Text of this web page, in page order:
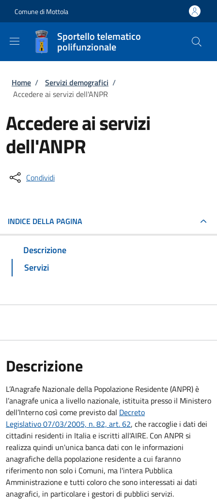
Comune di Mottola
Sportello telematico
polifunzionale
Briciole di pane
Home / Servizi demografici /
Accedere ai servizi dell'ANPR
Accedere ai servizi
dell'ANPR
Condividi
INDICE DELLA PAGINA
Descrizione
Servizi
Descrizione
L’Anagrafe Nazionale della Popolazione Residente (ANPR) è
l’anagrafe unica a livello nazionale, istituita presso il Ministero
dell’Interno così come previsto dal Decreto
Legislativo 07/03/2005, n. 82, art. 62, che raccoglie i dati dei
cittadini residenti in Italia e iscritti all'AIRE. Con ANPR si
realizza quindi un'unica banca dati con le informazioni
anagrafiche della popolazione residente a cui faranno
riferimento non solo i Comuni, ma l'intera Pubblica
Amministrazione e tutti coloro che sono interessati ai dati
anagrafici, in particolare i gestori di pubblici servizi.